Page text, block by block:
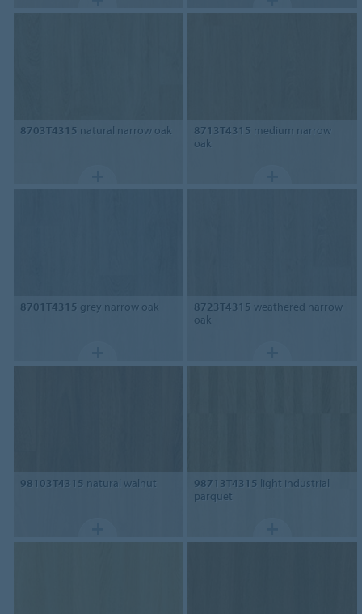
8703T4315 natural narrow oak 8713T4315 medium narrow
oak
8701T4315 grey narrow oak 8723T4315 weathered narrow
oak
98103T4315 natural walnut 98713T4315 light industrial
parquet